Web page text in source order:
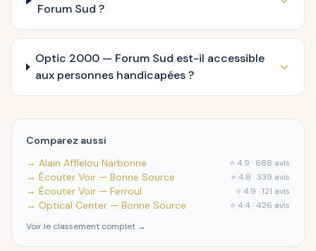
Forum Sud ?
Optic 2000 — Forum Sud est-il accessible
aux personnes handicapées ?
Comparez aussi
→ Alain Afflelou Narbonne
⭐ 4.9 · 688 avis
→ Écouter Voir — Bonne Source ⭐ 4.8 · 339 avis
→ Écouter Voir — Ferroul ⭐ 4.9 · 121 avis
→ Optical Center — Bonne Source
⭐ 4.4 · 426 avis
Voir le classement complet →